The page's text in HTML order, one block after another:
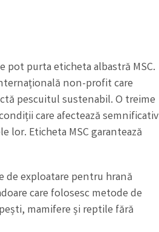
pot purta eticheta albastră MSC.
non-profit care
pescuitul sustenabil. O treime
care afectează semnificativ
lor. Eticheta MSC garantează
de exploatare pentru hrană
care folosesc metode de
mamifere și reptile fără